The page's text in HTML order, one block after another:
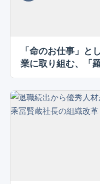
「命のお仕事」と
業に取り組む、「